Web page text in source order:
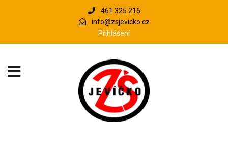
461 325 216
info@zsjevicko.cz
Přihlášení